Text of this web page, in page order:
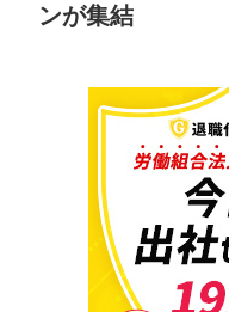
ンが集結